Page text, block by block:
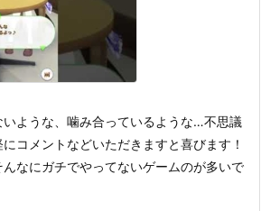
いような、噛み合っているような…不思議
にコメントなどいただきますと喜びます！
んなにガチでやってないゲームのが多いで